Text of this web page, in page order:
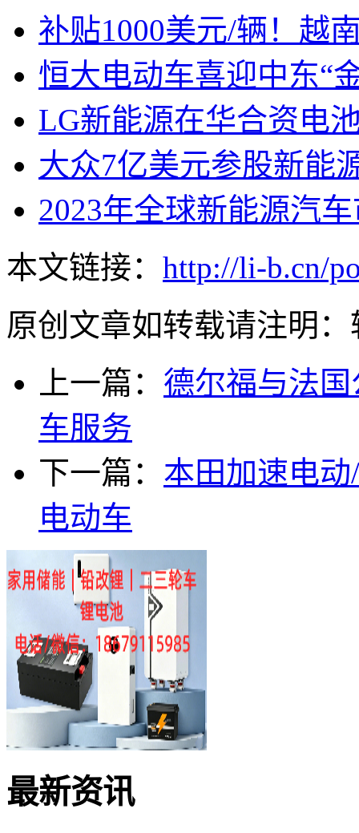
补贴1000美元/辆！越
恒大电动车喜迎中东“
LG新能源在华合资电
大众7亿美元参股新能
2023年全球新能源汽
本文链接： http://li-b.cn/
原创文章如转载请注明：
上一篇： 德尔福与法
车服务
下一篇： 本田加速电
电动车
最新资讯